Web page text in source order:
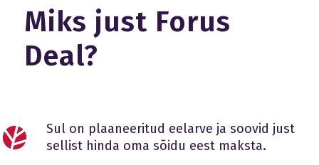
Miks just Forus
Deal?
Sul on plaaneeritud eelarve ja soovid just
sellist hinda oma sõidu eest maksta.